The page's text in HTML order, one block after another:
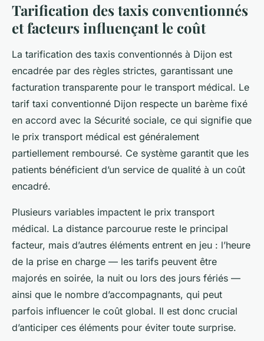
Tarification des taxis conventionnés
et facteurs influençant le coût
La tarification des taxis conventionnés à Dijon est
encadrée par des règles strictes, garantissant une
facturation transparente pour le transport médical. Le
tarif taxi conventionné Dijon respecte un barème fixé
en accord avec la Sécurité sociale, ce qui signifie que
le prix transport médical est généralement
partiellement remboursé. Ce système garantit que les
patients bénéficient d’un service de qualité à un coût
encadré.
Plusieurs variables impactent le prix transport
médical. La distance parcourue reste le principal
facteur, mais d’autres éléments entrent en jeu : l’heure
de la prise en charge — les tarifs peuvent être
majorés en soirée, la nuit ou lors des jours fériés —
ainsi que le nombre d’accompagnants, qui peut
parfois influencer le coût global. Il est donc crucial
d’anticiper ces éléments pour éviter toute surprise.